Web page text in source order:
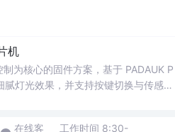
机
灯光效果，并支持按键切换与传感器
在线客 工作时间 8:30-